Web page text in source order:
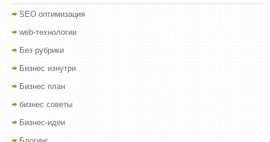
SEO оптимизация
web-технологии
Без рубрики
Бизнес изнутри
Бизнес план
бизнес советы
Бизнес-идеи